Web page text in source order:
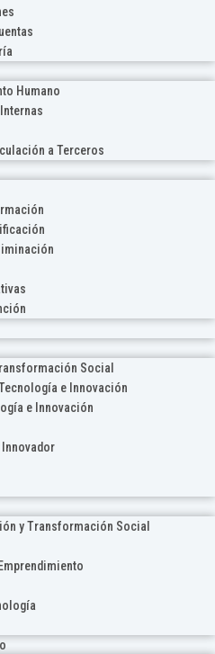
Humano
a Terceros
Social
e Innovación
e Innovación
y Transformación Social